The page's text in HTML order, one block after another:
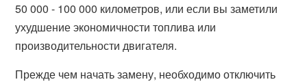
50 000 - 100 000 километров, или если вы заметили
ухудшение экономичности топлива или
производительности двигателя.
Прежде чем начать замену, необходимо отключить